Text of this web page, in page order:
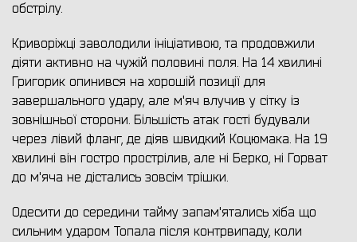
обстрілу.
Криворіжці заволодили ініціативою, та продовжили
діяти активно на чужій половині поля. На 14 хвилині
Григорик опинився на хорошій позиції для
завершального удару, але м'яч влучив у сітку із
зовнішньої сторони. Більшість атак гості будували
через лівий фланг, де діяв швидкий Коцюмака. На 19
хвилині він гостро прострілив, але ні Берко, ні Горват
до м'яча не дістались зовсім трішки.
Одесити до середини тайму запам'ятались хіба що
сильним ударом Топала після контрвипаду, коли